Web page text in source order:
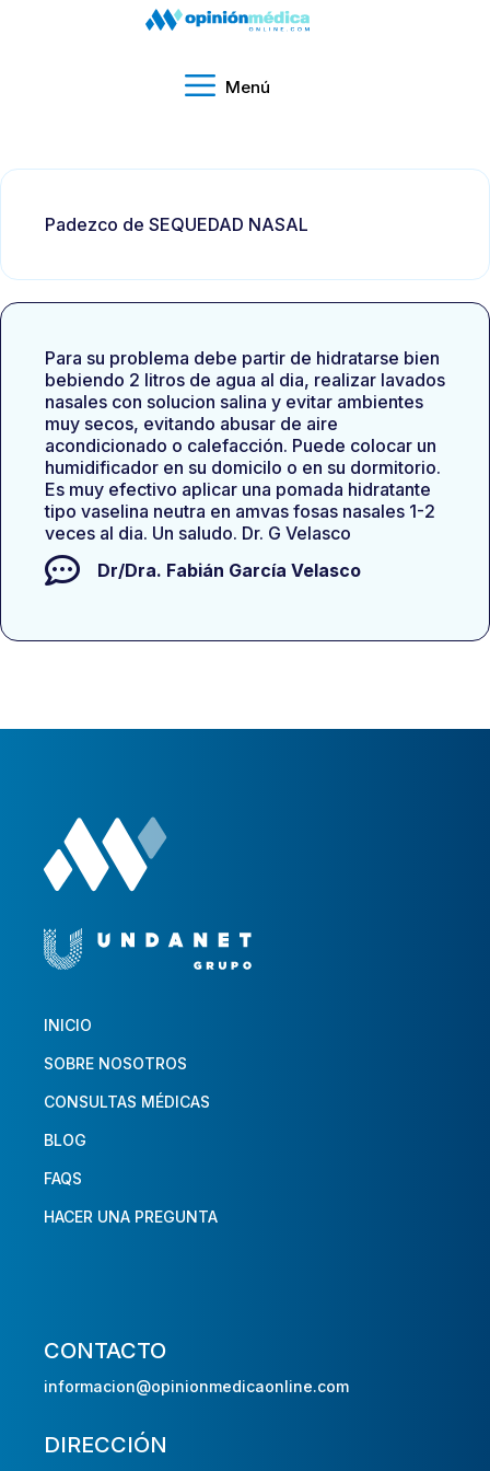
Menú
Padezco de SEQUEDAD NASAL
Para su problema debe partir de hidratarse bien
bebiendo 2 litros de agua al dia, realizar lavados
nasales con solucion salina y evitar ambientes
muy secos, evitando abusar de aire
acondicionado o calefacción. Puede colocar un
humidificador en su domicilo o en su dormitorio.
Es muy efectivo aplicar una pomada hidratante
tipo vaselina neutra en amvas fosas nasales 1-2
veces al dia. Un saludo. Dr. G Velasco
Dr/Dra. Fabián García Velasco
INICIO
SOBRE NOSOTROS
CONSULTAS MÉDICAS
BLOG
FAQS
HACER UNA PREGUNTA
CONTACTO
informacion@opinionmedicaonline.com
DIRECCIÓN